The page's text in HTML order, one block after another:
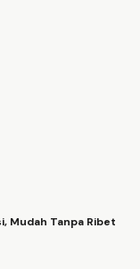
Mudah Tanpa Ribet